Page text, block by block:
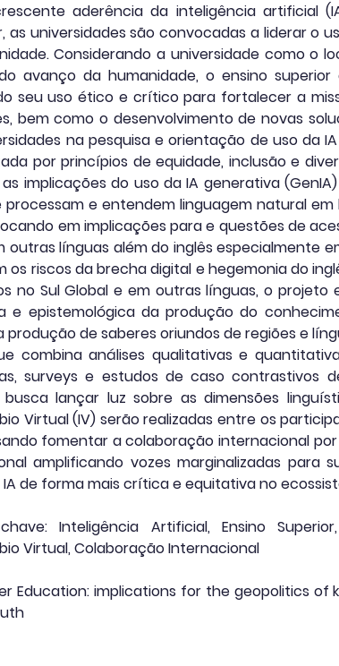
aderência da inteligência artificial
as universidades são convocadas a liderar o
Considerando a universidade como o
avanço da humanidade, o ensino
seu uso ético e crítico para fortalecer a
bem como o desenvolvimento de novas
na pesquisa e orientação de uso da
por princípios de equidade, inclusão e
implicações do uso da IA generativa
processam e entendem linguagem natural
em implicações para e questões de
outras línguas além do inglês especialmente
os riscos da brecha digital e hegemonia do
no Sul Global e em outras línguas, o
e epistemológica da produção do
produção de saberes oriundos de regiões e
combina análises qualitativas e
surveys e estudos de caso contrastivos
busca lançar luz sobre as dimensões
Virtual (IV) serão realizadas entre os
fomentar a colaboração internacional
amplificando vozes marginalizadas
de forma mais crítica e equitativa no
chave: Inteligência Artificial, Ensino
Virtual, Colaboração Internacional
Education: implications for the geopolitics